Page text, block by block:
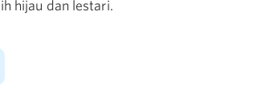
hijau dan lestari.